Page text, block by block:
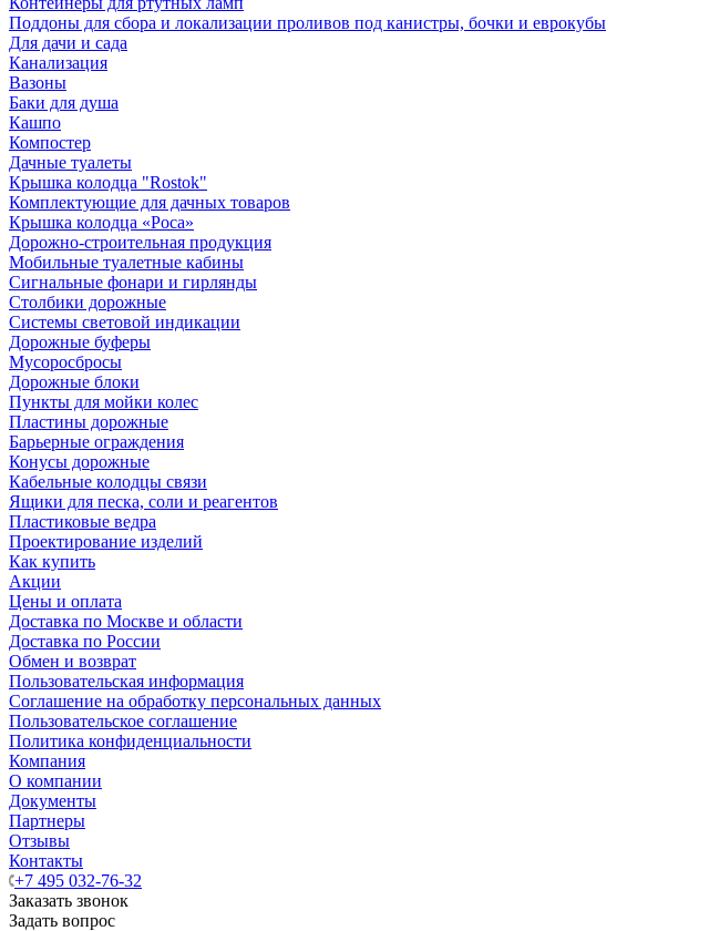
Поддоны для сбора и локализации проливов под канистры, бочки и еврокубы
Для дачи и сада
Канализация
Вазоны
Баки для душа
Кашпо
Компостер
Дачные туалеты
Крышка колодца "Rostok"
Комплектующие для дачных товаров
Крышка колодца «Роса»
Дорожно-строительная продукция
Мобильные туалетные кабины
Сигнальные фонари и гирлянды
Столбики дорожные
Системы световой индикации
Дорожные буферы
Мусоросбросы
Дорожные блоки
Пункты для мойки колес
Пластины дорожные
Барьерные ограждения
Конусы дорожные
Кабельные колодцы связи
Ящики для песка, соли и реагентов
Пластиковые ведра
Проектирование изделий
Как купить
Акции
Цены и оплата
Доставка по Москве и области
Доставка по России
Обмен и возврат
Пользовательская информация
Соглашение на обработку персональных данных
Пользовательское соглашение
Политика конфиденциальности
Компания
О компании
Документы
Партнеры
Отзывы
Контакты
+7 495 032-76-32
Заказать звонок
Задать вопрос